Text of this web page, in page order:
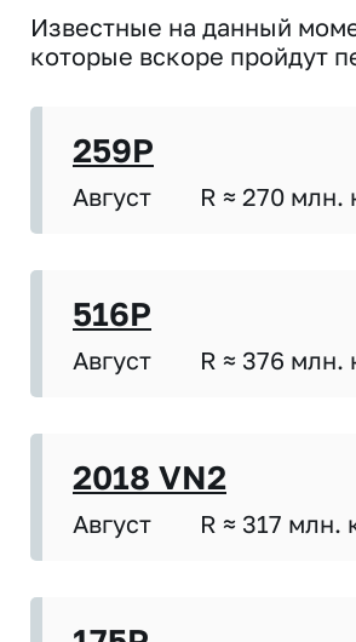
Известные на данный
которые вскоре пройдут
259P
Август R ≈ 270 млн.
516P
Август R ≈ 376 млн.
2018 VN2
Август R ≈ 317 млн.